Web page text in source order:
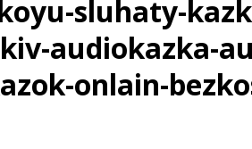
sluhaty-
audiokazka-
onlain-